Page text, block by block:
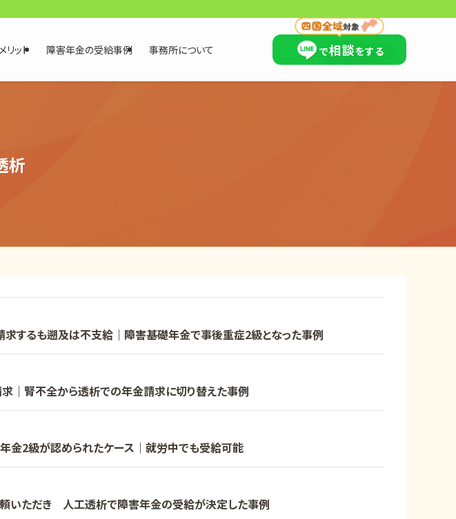
×
障害年金相談センター
リット 障害年金の受給事例 事務所について で相談をする
析
するも遡及は不支給｜障害基礎年金で事後重症2級となった事例
｜腎不全から透析での年金請求に切り替えた事例
金2級が認められたケース｜就労中でも受給可能
いただき 人工透析で障害年金の受給が決定した事例